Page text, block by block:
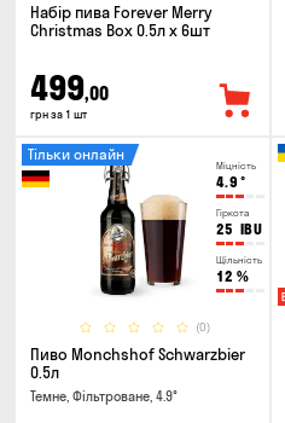
Набір пива Forever Merry
Christmas Box 0.5л x 6шт
499,00
грн за 1 шт
Міцність
4.9 °
Гіркота
25 IBU
Щільність
12 %
(0)
Тільки онлайн
Пиво Monchshof Schwarzbier
0.5л
Темне, Фільтроване, 4.9°